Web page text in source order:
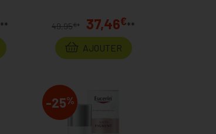
**
49,95€* 37,46€**
AJOUTER
-25%